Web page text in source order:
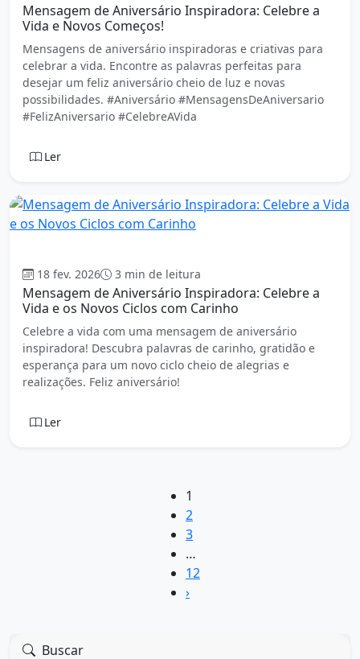
Mensagem de Aniversário Inspiradora: Celebre a
Vida e Novos Começos!
Mensagens de aniversário inspiradoras e criativas para
celebrar a vida. Encontre as palavras perfeitas para
desejar um feliz aniversário cheio de luz e novas
possibilidades. #Aniversário #MensagensDeAniversario
#FelizAniversario #CelebreAVida
Ler
18 fev. 2026 3 min de leitura
Mensagem de Aniversário Inspiradora: Celebre a
Vida e os Novos Ciclos com Carinho
Celebre a vida com uma mensagem de aniversário
inspiradora! Descubra palavras de carinho, gratidão e
esperança para um novo ciclo cheio de alegrias e
realizações. Feliz aniversário!
Ler
1
2
3
…
12
›
Buscar